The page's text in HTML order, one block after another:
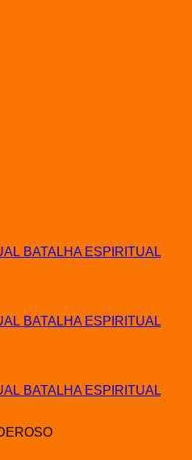
BATALHA ESPIRITUAL
BATALHA ESPIRITUAL
BATALHA ESPIRITUAL